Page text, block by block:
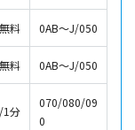
無料 0AB～J/050
無料 0AB～J/050
1分
070/080/09
0